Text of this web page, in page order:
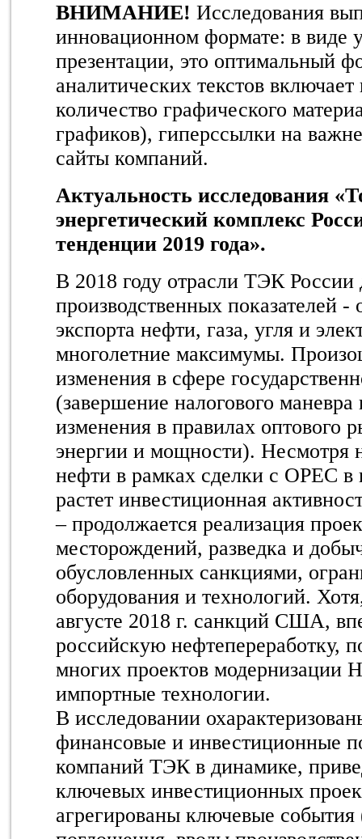
ВНИМАНИЕ! Исследования
инновационном формате: в виде
презентации, это оптимальный
аналитических текстов
количество графического
графиков), гиперссылки на
сайты компаний.
Актуальность исследования
энергетический комплекс
тенденции 2019 года».
В 2018 году отрасли ТЭК России
производственных показателей
экспорта нефти, газа, угля и
многолетние максимумы.
изменения в сфере
(завершение налогового маневра
изменения в правилах оптового
энергии и мощности). Несмотря
нефти в рамках сделки с OPEC в
растет инвестиционная
– продолжается реализация
месторождений, разведка и
обусловленных санкциями,
оборудования и технологий.
августе 2018 г. санкций США,
российскую нефтепереработку,
многих проектов модернизации
импортные технологии.
В исследовании
финансовые и инвестиционные
компаний ТЭК в динамике,
ключевых инвестиционных
агрегированы ключевые